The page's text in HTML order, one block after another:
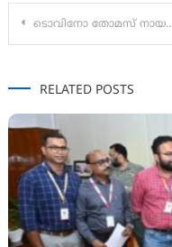
Post
ടൊവിനോ തോമസ് നായകനായ ‘നരി വേട്ട’ എന്ന ചിത്രം മെയ് 23ന് തിയേറ്ററുകളിലെത്തും
RELATED POSTS